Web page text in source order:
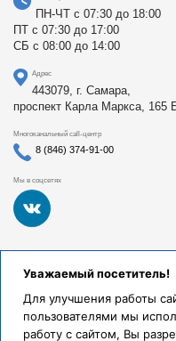
ПН-ЧТ с 07:30 до 18:00
ПТ с 07:30 до 17:00
СБ с 08:00 до 14:00
Адрес
443079, г. Самара,
проспект Карла Маркса, 165
Многоканальный call-центр
8 (846) 374-91-00
Мы в соцсетях
Федеральное
учреждение высшего
здравоохранения
были основаны в 1930
Уважаемый посетитель!
Для улучшения работы
пользователями мы
работу с сайтом, Вы